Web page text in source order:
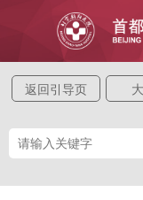
返回引导页